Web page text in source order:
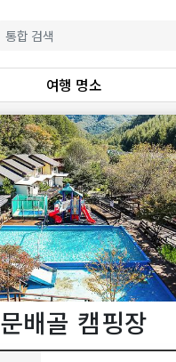
여행 명소
문배골 캠핑장